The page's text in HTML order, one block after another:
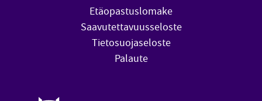
Etäopastuslomake
Saavutettavuusseloste
Tietosuojaseloste
Palaute